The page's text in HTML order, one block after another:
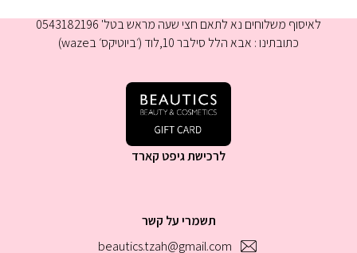
תשמרי על קשר
beautics.tzah@gmail.com
לאיסוף משלוחים נא לתאם חצי שעה מראש בטל' 0543182196
כתובתינו : אבא הלל סילבר 10,לוד (׳ביוטיקס׳ בwaze)
לרכישת גיפט קארד